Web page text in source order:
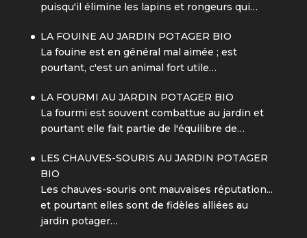
puisqu'il élimine les lapins et rongeurs qui…
LA FOUINE AU JARDIN POTAGER BIO
La fouine est en général mal aimée ; est
pourtant, c'est un animal fort utile…
LA FOURMI AU JARDIN POTAGER BIO
La fourmi est souvent combattue au jardin et
pourtant elle fait partie de l'équilibre de…
LES CHAUVES-SOURIS AU JARDIN POTAGER
BIO
Les chauves-souris ont mauvaises réputation...
et pourtant elles sont de fidèles alliées au
jardin potager…